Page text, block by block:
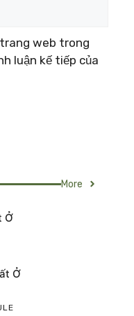
web trong
luận kế tiếp của
More
Ở
Ở